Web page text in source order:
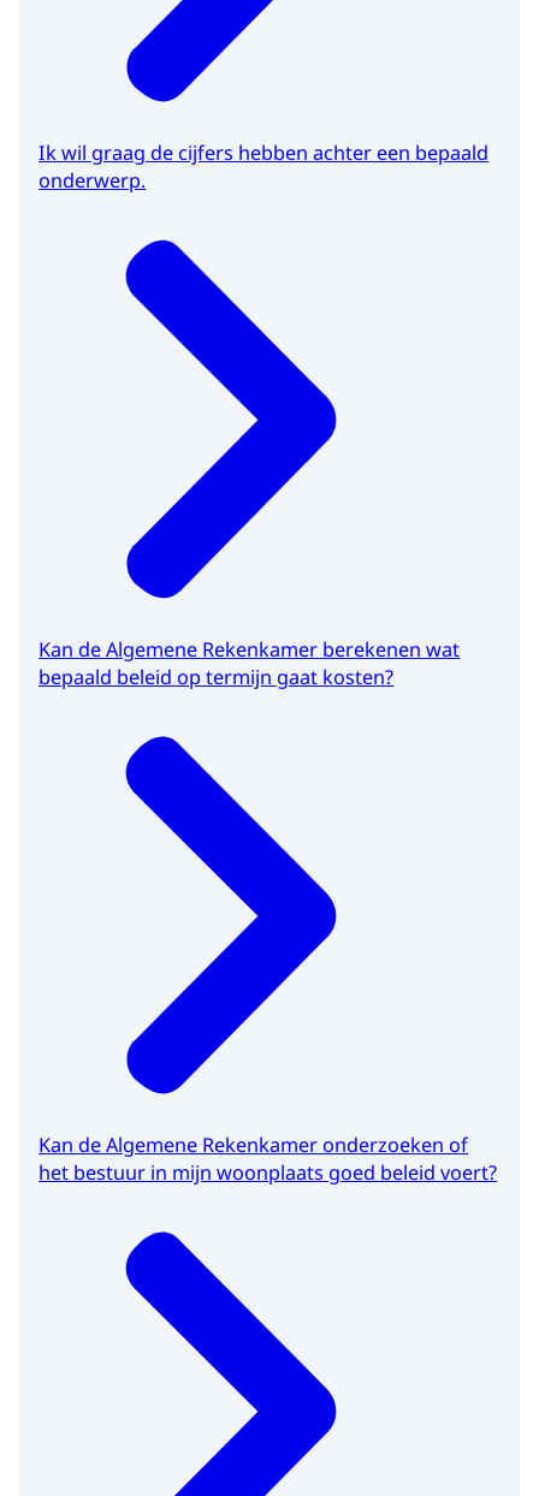
Ik wil graag de cijfers hebben achter een bepaald
onderwerp.
Kan de Algemene Rekenkamer berekenen wat
bepaald beleid op termijn gaat kosten?
Kan de Algemene Rekenkamer onderzoeken of
het bestuur in mijn woonplaats goed beleid voert?